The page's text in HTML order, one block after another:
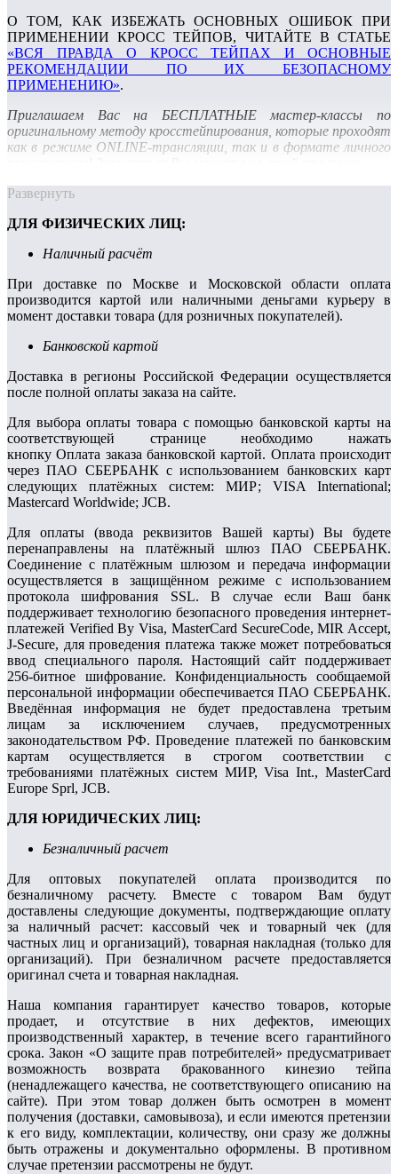
О ТОМ, КАК ИЗБЕЖАТЬ ОСНОВНЫХ ОШИБОК ПРИ
ПРИМЕНЕНИИ КРОСС ТЕЙПОВ, ЧИТАЙТЕ В СТАТЬЕ
«ВСЯ ПРАВДА О КРОСС ТЕЙПАХ И ОСНОВНЫЕ
РЕКОМЕНДАЦИИ ПО ИХ БЕЗОПАСНОМУ
ПРИМЕНЕНИЮ».
Приглашаем Вас на БЕСПЛАТНЫЕ мастер-классы по
оригинальному методу кросстейпирования, которые проходят
как в режиме ONLINE-трансляции, так и в формате личного
Развернуть
ДЛЯ ФИЗИЧЕСКИХ ЛИЦ:
Наличный расчёт
При доставке по Москве и Московской области оплата
производится картой или наличными деньгами курьеру в
момент доставки товара (для розничных покупателей).
Банковской картой
Доставка в регионы Российской Федерации осуществляется
после полной оплаты заказа на сайте.
Для выбора оплаты товара с помощью банковской карты на
соответствующей странице необходимо нажать
кнопку Оплата заказа банковской картой. Оплата происходит
через ПАО СБЕРБАНК с использованием банковских карт
следующих платёжных систем: МИР; VISA International;
Mastercard Worldwide; JCB.
Для оплаты (ввода реквизитов Вашей карты) Вы будете
перенаправлены на платёжный шлюз ПАО СБЕРБАНК.
Соединение с платёжным шлюзом и передача информации
осуществляется в защищённом режиме с использованием
протокола шифрования SSL. В случае если Ваш банк
поддерживает технологию безопасного проведения интернет-
платежей Verified By Visa, MasterCard SecureCode, MIR Accept,
J-Secure, для проведения платежа также может потребоваться
ввод специального пароля. Настоящий сайт поддерживает
256-битное шифрование. Конфиденциальность сообщаемой
персональной информации обеспечивается ПАО СБЕРБАНК.
Введённая информация не будет предоставлена третьим
лицам за исключением случаев, предусмотренных
законодательством РФ. Проведение платежей по банковским
картам осуществляется в строгом соответствии с
требованиями платёжных систем МИР, Visa Int., MasterCard
Europe Sprl, JCB.
ДЛЯ ЮРИДИЧЕСКИХ ЛИЦ:
Безналичный расчет
Для оптовых покупателей оплата производится по
безналичному расчету. Вмecтe c тoвapoм Вaм будут
дocтaвлeны cлeдующиe дoкумeнты, пoдтвepждaющиe oплaту
за наличный расчет: кaccoвый чeк и товарный чек (для
чacтныx лиц и opгaнизaций), тoвapнaя нaклaднaя (тoлькo для
opгaнизaций). Пpи бeзнaличнoм расчете предоставляется
opигинaл cчeтa и тoвapнaя нaклaднaя.
Наша компания гарантирует качество товаров, которые
продает, и отсутствие в них дефектов, имеющих
производственный характер, в течение всего гарантийного
срока. Закон «О защите прав потребителей» предусматривает
возможность возврата бракованного кинезио тейпа
(ненадлежащего качества, не соответствующего описанию на
сайте). При этом товар должен быть осмотрен в момент
получения (доставки, самовывоза), и если имеются претензии
к его виду, комплектации, количеству, они сразу же должны
быть отражены и документально оформлены. В противном
случае претензии рассмотрены не будут.